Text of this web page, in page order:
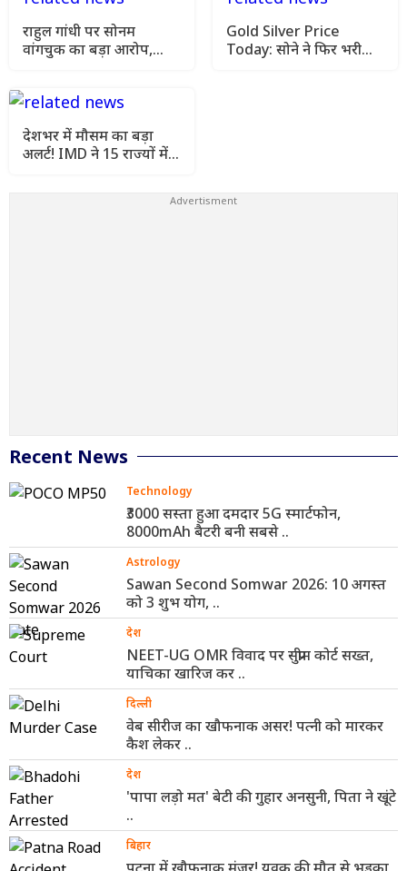
राहुल गांधी पर सोनम
वांगचुक का बड़ा आरोप,
Gold Silver Price
Today: सोने ने फिर भरी
देशभर में मौसम का बड़ा
अलर्ट! IMD ने 15 राज्यों में
Recent News
Technology
₹3000 सस्ता हुआ दमदार 5G स्मार्टफोन,
8000mAh बैटरी बनी सबसे ..
Astrology
Sawan Second Somwar 2026: 10 अगस्त
को 3 शुभ योग, ..
देश
NEET-UG OMR विवाद पर सुप्रीम कोर्ट सख्त,
याचिका खारिज कर ..
दिल्ली
वेब सीरीज का खौफनाक असर! पत्नी को मारकर
कैश लेकर ..
देश
'पापा लड़ो मत' बेटी की गुहार अनसुनी, पिता ने खूंटे
..
बिहार